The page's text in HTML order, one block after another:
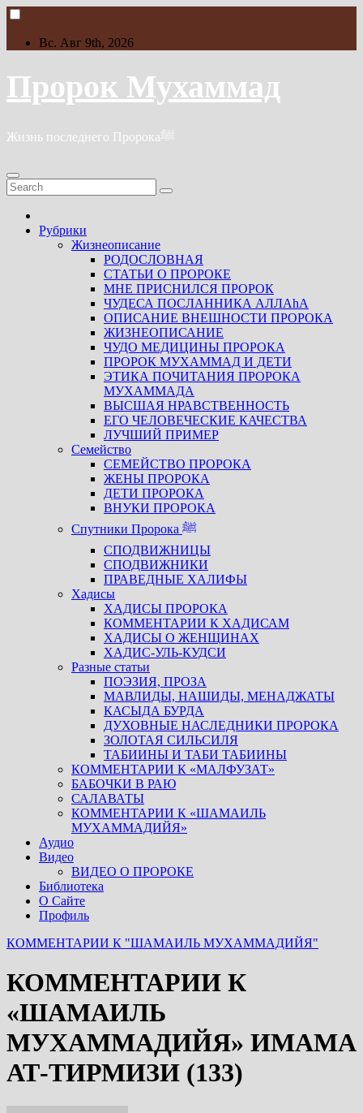
Skip
contentВс. Авг 9th, 2026
Пророк Мухаммад
Жизнь последнего Пророкаﷺ
Рубрики
Жизнеописание
РОДОСЛОВНАЯ
СТАТЬИ О ПРОРОКЕ
МНЕ ПРИСНИЛСЯ ПРОРОК
ЧУДЕСА ПОСЛАННИКА АЛЛАhА
ОПИСАНИЕ ВНЕШНОСТИ ПРОРОКА
ЖИЗНЕОПИСАНИЕ
ЧУДО МЕДИЦИНЫ ПРОРОКА
ПРОРОК МУХАММАД И ДЕТИ
ЭТИКА ПОЧИТАНИЯ ПРОРОКА
МУХАММАДА
ВЫСШАЯ НРАВСТВЕННОСТЬ
ЕГО ЧЕЛОВЕЧЕСКИЕ КАЧЕСТВА
ЛУЧШИЙ ПРИМЕР
Семейство
СЕМЕЙСТВО ПРОРОКА
ЖЕНЫ ПРОРОКА
ДЕТИ ПРОРОКА
ВНУКИ ПРОРОКА
Спутники Пророка ﷺ
СПОДВИЖНИЦЫ
СПОДВИЖНИКИ
ПРАВЕДНЫЕ ХАЛИФЫ
Хадисы
ХАДИСЫ ПРОРОКА
КОММЕНТАРИИ К ХАДИСАМ
ХАДИСЫ О ЖЕНЩИНАХ
ХАДИС-УЛЬ-КУДСИ
Разные статьи
ПОЭЗИЯ, ПРОЗА
МАВЛИДЫ, НАШИДЫ, МЕНАДЖАТЫ
КАСЫДА БУРДА
ДУХОВНЫЕ НАСЛЕДНИКИ ПРОРОКА
ЗОЛОТАЯ СИЛЬСИЛЯ
ТАБИИНЫ И ТАБИ ТАБИИНЫ
КОММЕНТАРИИ К «МАЛФУЗАТ»
БАБОЧКИ В РАЮ
САЛАВАТЫ
КОММЕНТАРИИ К «ШАМАИЛЬ
МУХАММАДИЙЯ»
Аудио
Видео
ВИДЕО О ПРОРОКЕ
Библиотека
О Сайте
Профиль
КОММЕНТАРИИ К "ШАМАИЛЬ МУХАММАДИЙЯ"
КОММЕНТАРИИ К
«ШАМАИЛЬ
МУХАММАДИЙЯ» ИМАМА
АТ-ТИРМИЗИ (133)